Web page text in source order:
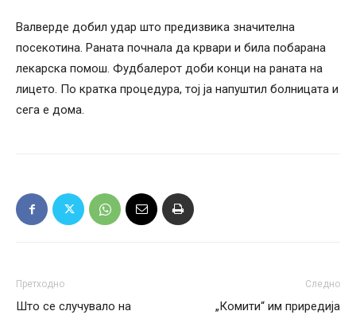
Валверде добил удар што предизвика значителна
посекотина. Раната почнала да крвари и била побарана
лекарска помош. Фудбалерот доби конци на раната на
лицето. По кратка процедура, тој ја напуштил болницата и
сега е дома.
Претходно
Што се случувало на
Следно
„Комити“ им приредија